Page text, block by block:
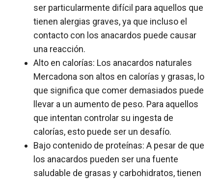
ser particularmente difícil para aquellos que
tienen alergias graves, ya que incluso el
contacto con los anacardos puede causar
una reacción.
Alto en calorías: Los anacardos naturales
Mercadona son altos en calorías y grasas, lo
que significa que comer demasiados puede
llevar a un aumento de peso. Para aquellos
que intentan controlar su ingesta de
calorías, esto puede ser un desafío.
Bajo contenido de proteínas: A pesar de que
los anacardos pueden ser una fuente
saludable de grasas y carbohidratos, tienen